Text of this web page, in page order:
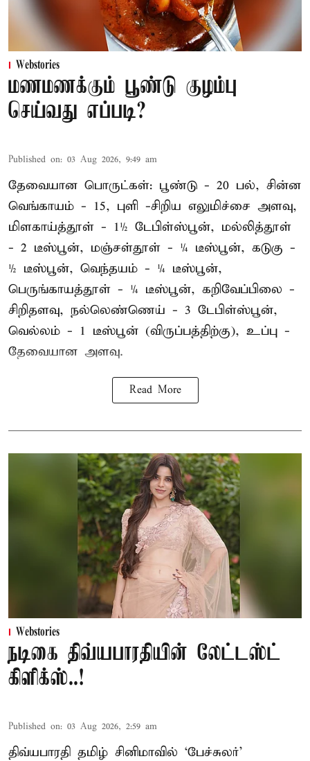
Webstories
மணமணக்கும் பூண்டு குழம்பு
செய்வது எப்படி?
Published on: 03 Aug 2026, 9:49 am
தேவையான பொருட்கள்: பூண்டு - 20 பல், சின்ன
வெங்காயம் - 15, புளி -சிறிய எலுமிச்சை அளவு,
மிளகாய்த்தூள் - 1½ டேபிள்ஸ்பூன், மல்லித்தூள்
- 2 டீஸ்பூன், மஞ்சள்தூள் - ¼ டீஸ்பூன், கடுகு -
½ டீஸ்பூன், வெந்தயம் - ¼ டீஸ்பூன்,
பெருங்காயத்தூள் - ¼ டீஸ்பூன், கறிவேப்பிலை -
சிறிதளவு, நல்லெண்ணெய் - 3 டேபிள்ஸ்பூன்,
வெல்லம் - 1 டீஸ்பூன் (விருப்பத்திற்கு), உப்பு -
தேவையான அளவு.
Read More
Webstories
நடிகை திவ்யபாரதியின் லேட்டஸ்ட்
கிளிக்ஸ்..!
Published on: 03 Aug 2026, 2:59 am
திவ்யபாரதி தமிழ் சினிமாவில் ‘பேச்சுலர்’